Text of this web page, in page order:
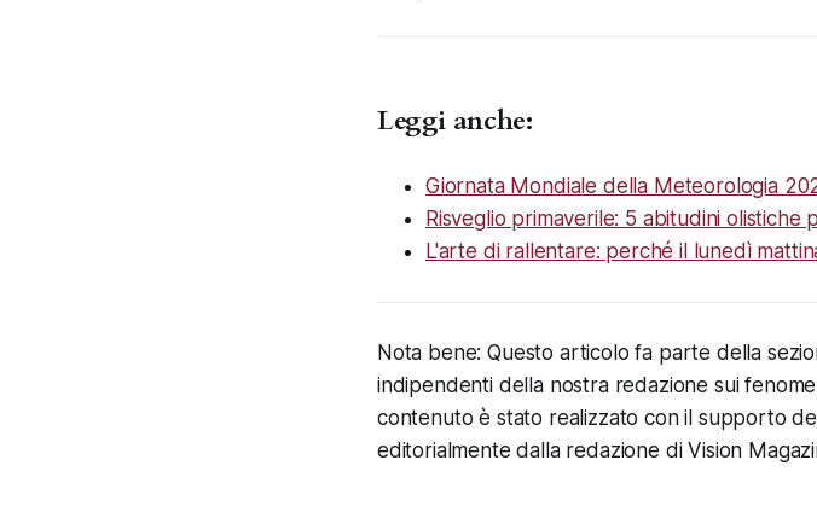
Leggi anche:
Giornata Mondiale della Meteorologia
Risveglio primaverile: 5 abitudini
L'arte di rallentare: perché il lunedì
Nota bene: Questo articolo fa parte della
indipendenti della nostra redazione sui
contenuto è stato realizzato con il supporto
editorialmente dalla redazione di Vision